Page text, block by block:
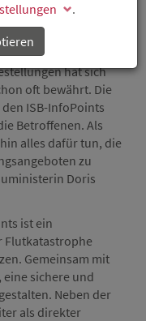
nehmen. Die
gleichmäßig über
hat sich
oft bewährt. Die
ISB-InfoPoints
Betroffenen. Als
alles dafür tun, die
zu
Doris
ist ein
Flutkatastrophe
Gemeinsam mit
sichere und
Neben der
als direkter
.